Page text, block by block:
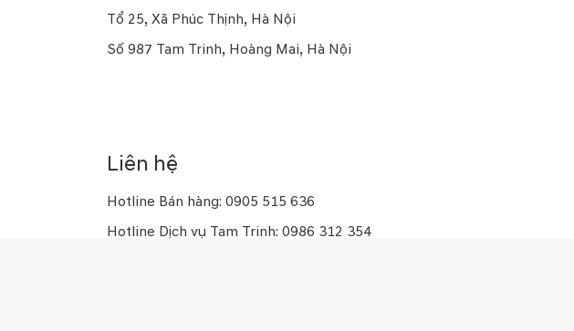
Tổ 25, Xã Phúc Thịnh, Hà Nội
Số 987 Tam Trinh, Hoàng Mai, Hà Nội
Liên hệ
Hotline Bán hàng: 0905 515 636
Hotline Dịch vụ Tam Trinh: 0986 312 354